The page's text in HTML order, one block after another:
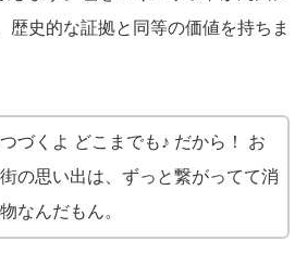
歴史的な証拠と同等の価値を持ちま
づくよ どこまでも♪ だから！ お
の思い出は、ずっと繋がってて消
なんだもん。